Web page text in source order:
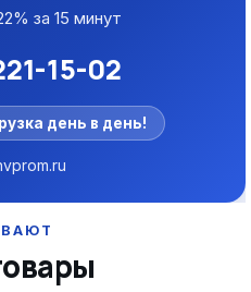
за 15 минут
15-02
день в день!